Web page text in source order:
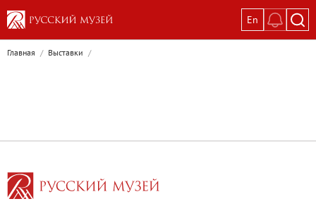
En
Выставки
Окрестности Санкт-Петербурга в
Памяти Киры Владимировны
Главная / Выставки /